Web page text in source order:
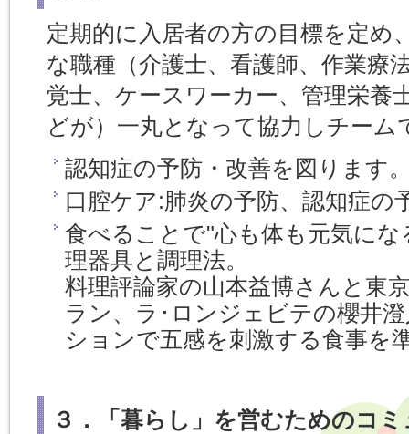
定期的に入居者の方の目標を定め
な職種（介護士、看護師、作業療
覚士、ケースワーカー、管理栄養
どが）一丸となって協力しチーム
認知症の予防・改善を図ります
口腔ケア:肺炎の予防、認知症の
食べることで"心も体も元気に
理器具と調理法。
料理評論家の山本益博さんと東
ラン、ラ･ロンジェビテの櫻井
ションで五感を刺激する食事を
３．「暮らし」を営むためのコ